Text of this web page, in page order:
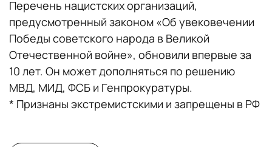
Перечень нацистских организаций,
предусмотренный законом «Об увековечении
Победы советского народа в Великой
Отечественной войне», обновили впервые за
10 лет. Он может дополняться по решению
МВД, МИД, ФСБ и Генпрокуратуры.
* Признаны экстремистскими и запрещены в РФ